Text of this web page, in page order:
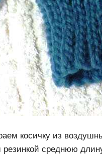
косичку из
среднюю